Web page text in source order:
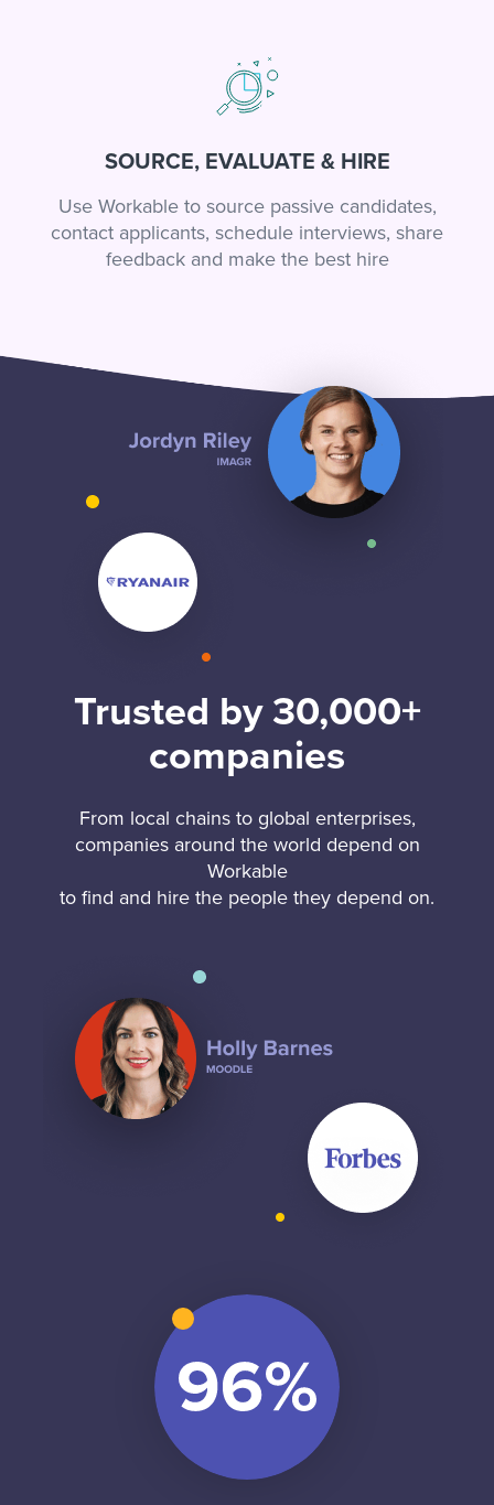
SOURCE, EVALUATE & HIRE
Use Workable to source passive candidates,
contact applicants, schedule interviews, share
feedback and make the best hire
Trusted by 30,000+
companies
From local chains to global enterprises,
companies around the world depend on
Workable
to find and hire the people they depend on.